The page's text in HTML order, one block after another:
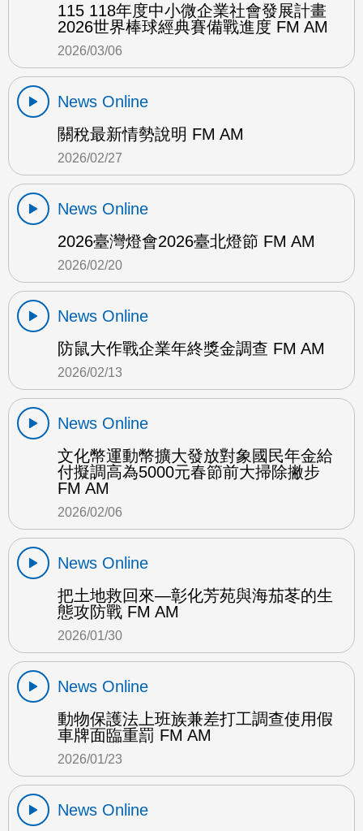
115 118年度中小微企業社會發展計畫
2026世界棒球經典賽備戰進度 FM AM
2026/03/06
News Online
關稅最新情勢說明 FM AM
2026/02/27
News Online
2026臺灣燈會2026臺北燈節 FM AM
2026/02/20
News Online
防鼠大作戰企業年終獎金調查 FM AM
2026/02/13
News Online
文化幣運動幣擴大發放對象國民年金給
付擬調高為5000元春節前大掃除撇步
FM AM
2026/02/06
News Online
把土地救回來—彰化芳苑與海茄苳的生
態攻防戰 FM AM
2026/01/30
News Online
動物保護法上班族兼差打工調查使用假
車牌面臨重罰 FM AM
2026/01/23
News Online